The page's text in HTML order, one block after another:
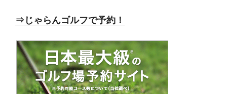
⇒じゃらんゴルフで予約！